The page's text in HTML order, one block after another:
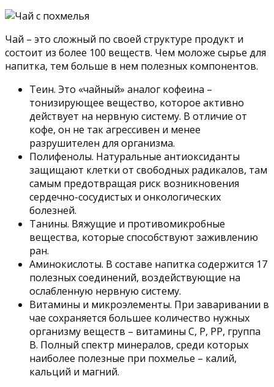
Чай – это сложный по своей структуре продукт и
состоит из более 100 веществ. Чем моложе сырье для
напитка, тем больше в нем полезных компонентов.
Теин. Это «чайный» аналог кофеина –
тонизирующее вещество, которое активно
действует на нервную систему. В отличие от
кофе, он не так агрессивен и менее
разрушителен для организма.
Полифенолы. Натуральные антиоксиданты
защищают клетки от свободных радикалов, там
самым предотвращая риск возникновения
сердечно-сосудистых и онкологических
болезней.
Танины. Вяжущие и противомикробные
вещества, которые способствуют заживлению
ран.
Аминокислоты. В составе напитка содержится 17
полезных соединений, воздействующие на
ослабленную нервную систему.
Витамины и микроэлементы. При заваривании в
чае сохраняется большее количество нужных
организму веществ – витамины С, Р, РР, группа
В. Полный спектр минералов, среди которых
наиболее полезные при похмелье – калий,
кальций и магний.